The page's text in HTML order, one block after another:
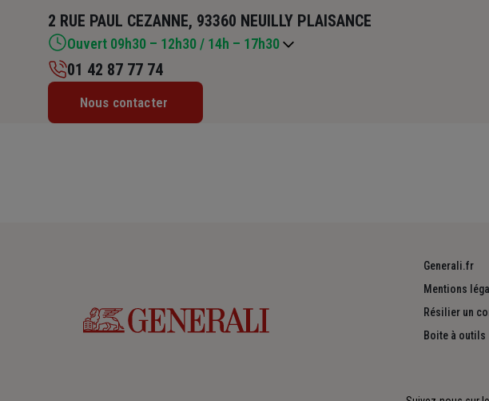
2 RUE PAUL CEZANNE, 93360 NEUILLY PLAISANCE
Ouvert 09h30 – 12h30 / 14h – 17h30
Mardi : 09h30 – 12h30 / 14h – 17h30
01 42 87 77 74
Nous contacter
Generali.fr
Mentions
Résilier un
Boite à outils